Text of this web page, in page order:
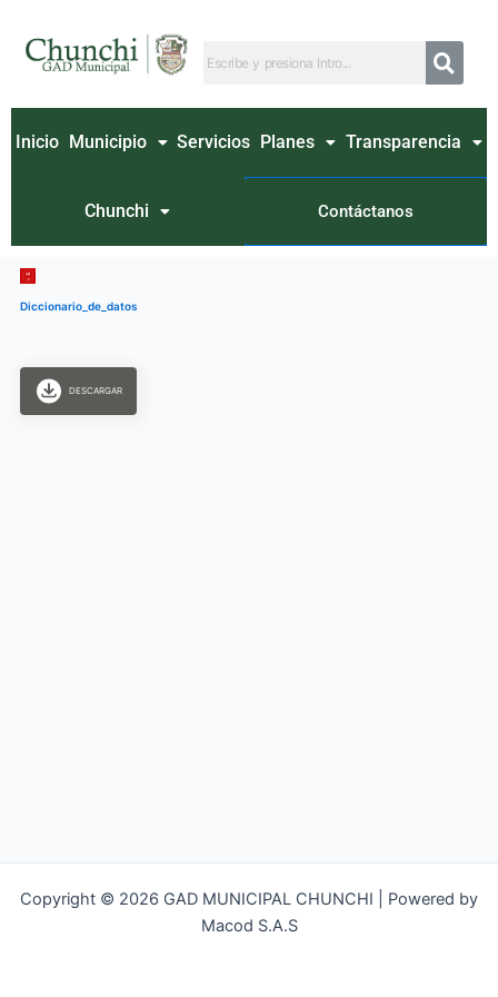
contenido
Inicio Municipio Servicios Planes Transparencia
Chunchi Contáctanos
Diccionario_de_datos
DESCARGAR
Copyright © 2026 GAD MUNICIPAL CHUNCHI | Powered by
Macod S.A.S